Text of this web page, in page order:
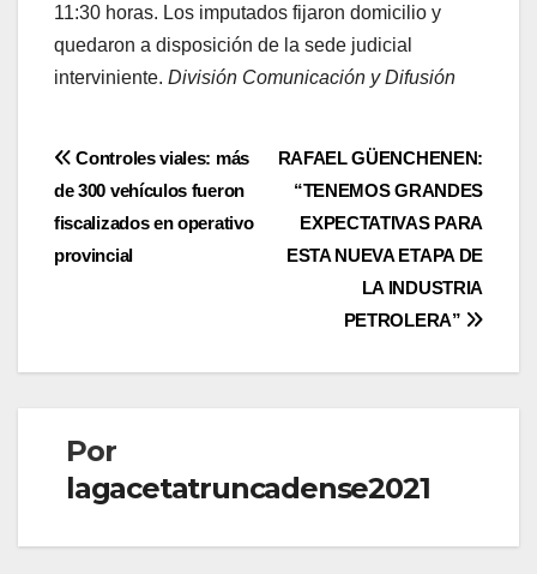
11:30 horas. Los imputados fijaron domicilio y
quedaron a disposición de la sede judicial
interviniente. División Comunicación y Difusión
Navegación
de
entradas
RAFAEL GÜENCHENEN:
“TENEMOS GRANDES
EXPECTATIVAS PARA
ESTA NUEVA ETAPA DE
LA INDUSTRIA
PETROLERA”
Controles viales: más
de 300 vehículos fueron
fiscalizados en operativo
provincial
Por
lagacetatruncadense2021